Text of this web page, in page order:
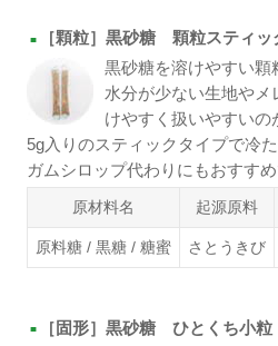
■
［顆粒］黒砂糖 顆粒スティッ
黒砂糖を溶けやすい顆
水分が少ない生地や
けやすく扱いやすいの
5g入りのスティックタイプで冷
ガムシロップ代わりにもおすすめ
原材料名 起源原料
原料糖 / 黒糖 / 糖蜜 さとうきび
■
［固形］黒砂糖 ひとくち小粒